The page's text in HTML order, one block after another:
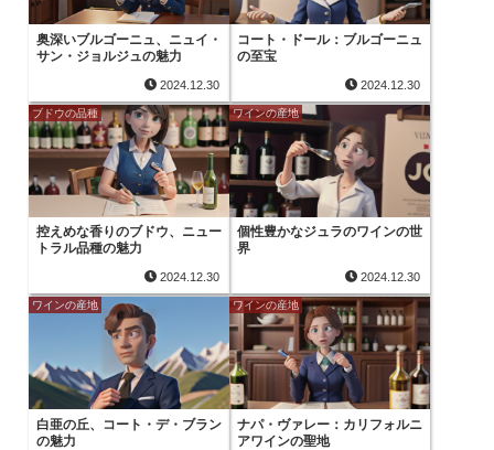
奥深いブルゴーニュ、ニュイ・
サン・ジョルジュの魅力
2024.12.30
コート・ドール：ブルゴーニュ
の至宝
2024.12.30
ブドウの品種
控えめな香りのブドウ、ニュー
トラル品種の魅力
2024.12.30
ワインの産地
個性豊かなジュラのワインの世
界
2024.12.30
ワインの産地
白亜の丘、コート・デ・ブラン
の魅力
ワインの産地
ナパ・ヴァレー：カリフォルニ
アワインの聖地